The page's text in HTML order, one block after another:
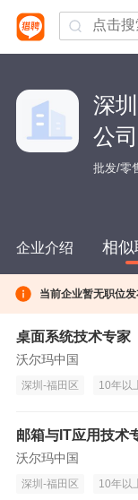
深
公司
批发/零
企业介绍 相似
当前企业暂无职位
桌面系统技术专家
沃尔玛中国
深圳-福田区 10年以
邮箱与IT应用技术
沃尔玛中国
深圳-福田区 10年以